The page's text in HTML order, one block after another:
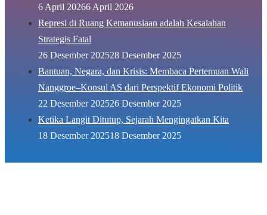
6 April 20266 April 2026
Represi di Ruang Kemanusiaan adalah Kesalahan
Strategis Fatal
26 Desember 202528 Desember 2025
Bantuan, Negara, dan Krisis: Membaca Pertemuan Wali
Nanggroe–Konsul AS dari Perspektif Ekonomi Politik
22 Desember 202526 Desember 2025
Ketika Langit Ditutup, Sejarah Mengingatkan Kita
18 Desember 202518 Desember 2025